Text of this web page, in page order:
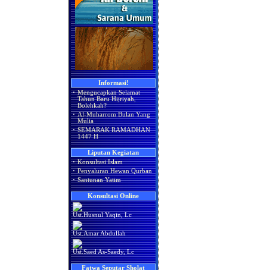
Informasi!
· Mengucapkan Selamat
Tahun Baru Hijriyah,
Bolehkah?
· Al-Muharrom Bulan Yang
Mulia
· SEMARAK RAMADHAN
1447 H
Liputan Kegiatan
· Konsultasi Islam
· Penyaluran Hewan Qurban
· Santunan Yatim
Konsultasi Online
Ust.Husnul Yaqin, Lc
Ust.Amar Abdullah
Ust.Saed As-Saedy, Lc
Fatwa Seputar Sholat